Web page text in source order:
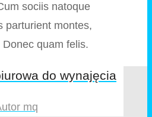
sociis natoque
parturient montes,
quam felis.
do wynajęcia
mq